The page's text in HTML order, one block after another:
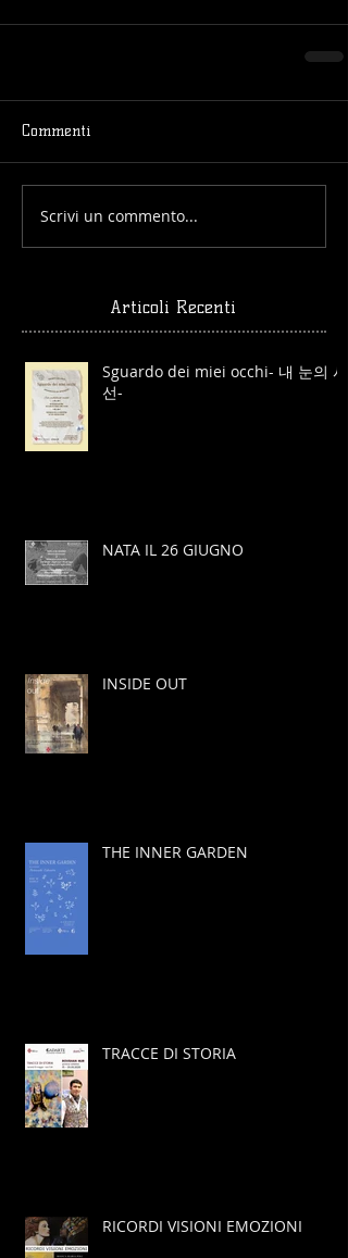
Commenti
Scrivi un commento...
Articoli Recenti
Sguardo dei miei occhi- 내 눈의 시
선-
NATA IL 26 GIUGNO
INSIDE OUT
THE INNER GARDEN
TRACCE DI STORIA
RICORDI VISIONI EMOZIONI